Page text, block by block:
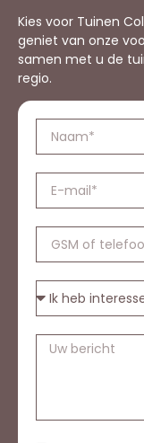
Kies voor Tuinen
geniet van onze
samen met u de
regio.